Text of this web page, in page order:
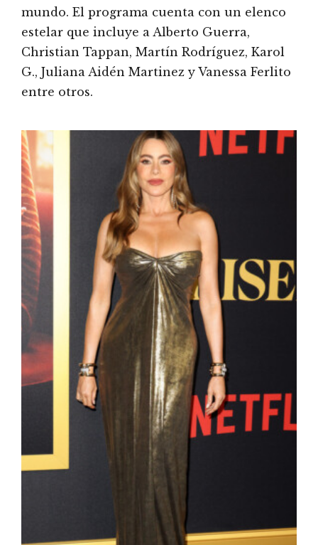
mundo. El programa cuenta con un elenco
estelar que incluye a Alberto Guerra,
Christian Tappan, Martín Rodríguez, Karol
G., Juliana Aidén Martinez y Vanessa Ferlito
entre otros.